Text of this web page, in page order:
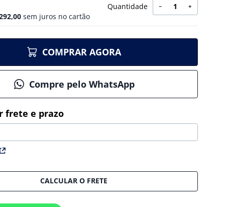
,00sem juros no cartão
Quantidade ＋
－
COMPRAR AGORA
Compre pelo WhatsApp
CALCULAR O FRETE